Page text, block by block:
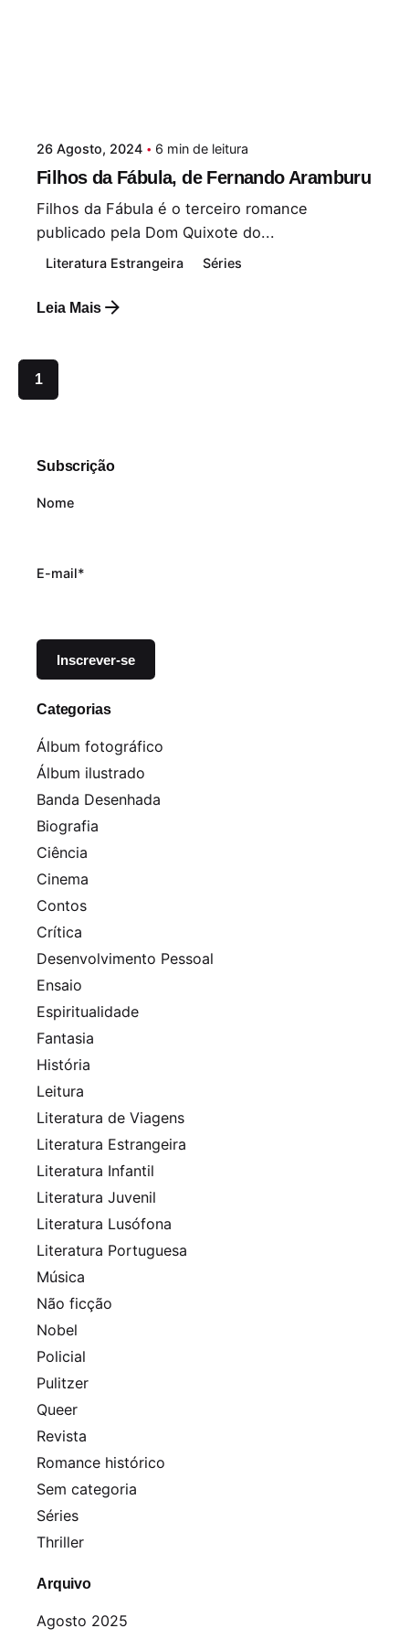
26 Agosto, 2024 6 min de leitura
Filhos da Fábula, de Fernando Aramburu
Filhos da Fábula é o terceiro romance
publicado pela Dom Quixote do...
Literatura Estrangeira Séries
Leia Mais
1
Subscrição
Nome
E-mail*
Categorias
Álbum fotográfico
Álbum ilustrado
Banda Desenhada
Biografia
Ciência
Cinema
Contos
Crítica
Desenvolvimento Pessoal
Ensaio
Espiritualidade
Fantasia
História
Leitura
Literatura de Viagens
Literatura Estrangeira
Literatura Infantil
Literatura Juvenil
Literatura Lusófona
Literatura Portuguesa
Música
Não ficção
Nobel
Policial
Pulitzer
Queer
Revista
Romance histórico
Sem categoria
Séries
Thriller
Arquivo
Agosto 2025